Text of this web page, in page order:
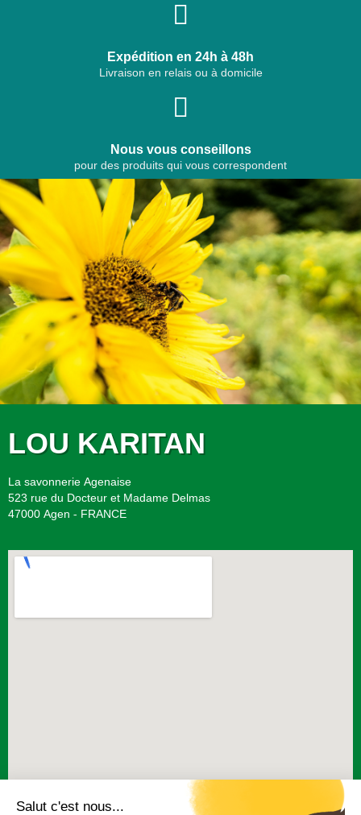
Expédition en 24h à 48h
Livraison en relais ou à domicile
Nous vous conseillons
pour des produits qui vous correspondent
LOU KARITAN
La savonnerie Agenaise
523 rue du Docteur et Madame Delmas
47000 Agen - FRANCE
BESOIN D'INFORMATIONS ?